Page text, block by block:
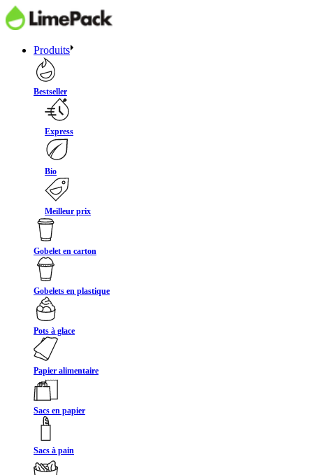
Produits
Bestseller
Express
Bio
Meilleur prix
Gobelet en carton
Gobelets en plastique
Pots à glace
Papier alimentaire
Sacs en papier
Sacs à pain